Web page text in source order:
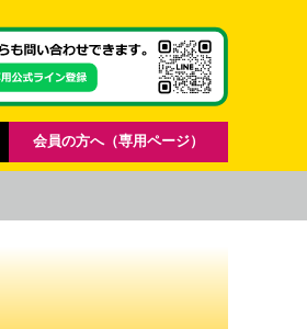
会員の方へ（専用ページ）